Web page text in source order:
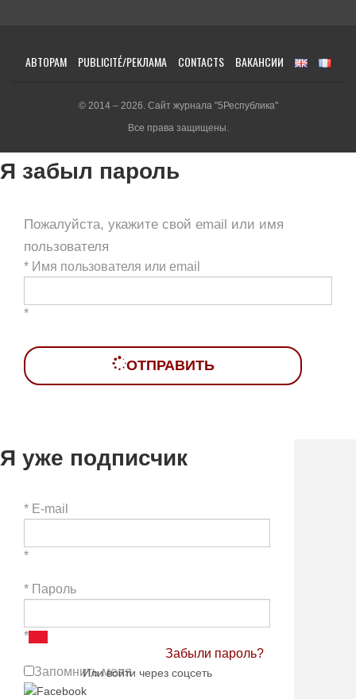
АВТОРАМ PUBLICITÉ/РЕКЛАМА CONTACTS ВАКАНСИИ
© 2014 – 2026. Сайт журнала "5Республика"
Все права защищены.
Я забыл пароль
Пожалуйста, укажите свой email или имя
пользователя
* Имя пользователя или email
*
ОТПРАВИТЬ
Я уже подписчик
* E-mail
*
* Пароль
*
Запомнить меня
Забыли пароль?
Или войти через соцсеть